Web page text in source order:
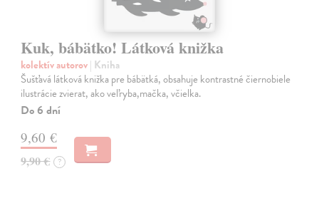
Kuk, bábätko! Látková knižka
kolektív autorov| Kniha
Šušťavá látková knižka pre bábätká, obsahuje kontrastné čiernobiele
ilustrácie zvierat, ako veľryba,mačka, včielka.
Do 6 dní
9,60 €
9,90 € ?